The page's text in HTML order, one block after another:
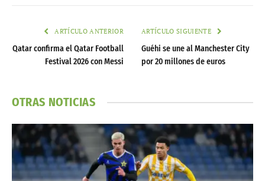
ARTÍCULO ANTERIOR
Qatar confirma el Qatar Football
Festival 2026 con Messi
ARTÍCULO SIGUIENTE
Guéhi se une al Manchester City
por 20 millones de euros
OTRAS NOTICIAS